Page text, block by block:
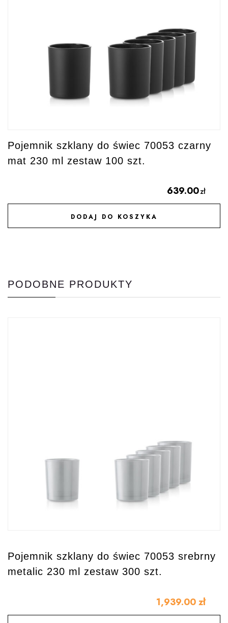
Pojemnik szklany do świec 70053 czarny
mat 230 ml zestaw 100 szt.
639.00zł
DODAJ DO KOSZYKA
DODAJ DO ULUBIONYCH
PODOBNE PRODUKTY
Pojemnik szklany do świec 70053 srebrny
metalic 230 ml zestaw 300 szt.
1,939.00 zł